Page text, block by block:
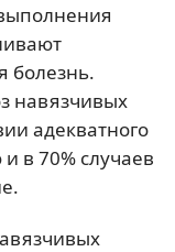
болезнь.
навязчивых
адекватного
в 70% случаев